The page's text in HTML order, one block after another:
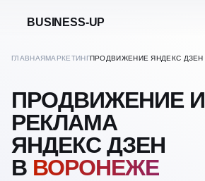
BUSINESS-UP
ГЛАВНАЯМАРКЕТИНГПРОДВИЖЕНИЕ ЯНДЕКС
ПРОДВИЖЕНИЕ И
РЕКЛАМА
ЯНДЕКС ДЗЕН
В ВОРОНЕЖЕ